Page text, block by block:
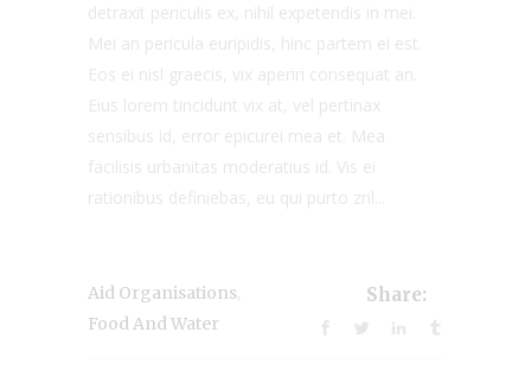
detraxit periculis ex, nihil expetendis in mei.
Mei an pericula euripidis, hinc partem ei est.
Eos ei nisl graecis, vix aperiri consequat an.
Eius lorem tincidunt vix at, vel pertinax
sensibus id, error epicurei mea et. Mea
facilisis urbanitas moderatius id. Vis ei
rationibus definiebas, eu qui purto zril...
Aid Organisations
Food And Water
Share: